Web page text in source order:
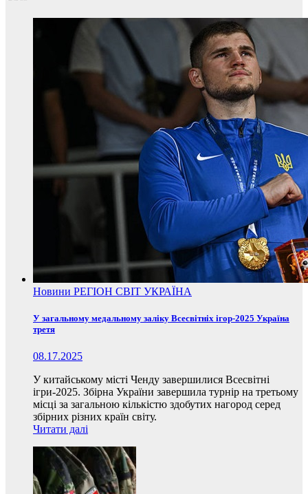
Новини РЕГІОН СВІТ УКРАЇНА
У загальному медальному заліку Всесвітніх ігор-2025 Україна
третя
08.17.2025
У китайському місті Ченду завершилися Всесвітні
ігри-2025. Збірна України завершила турнір на третьому
місці за загальною кількістю здобутих нагород серед
збірних різних країн світу.
Читати далі